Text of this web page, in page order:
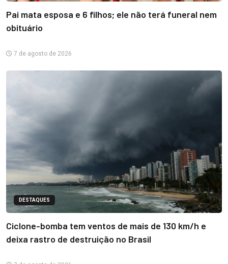
Pai mata esposa e 6 filhos; ele não terá funeral nem
obituário
7 de agosto de 2026
DESTAQUES
Ciclone-bomba tem ventos de mais de 130 km/h e
deixa rastro de destruição no Brasil